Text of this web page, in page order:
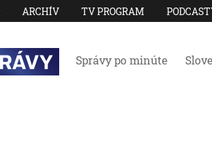
ARCHÍV TV PROGRAM
Správy po minúte